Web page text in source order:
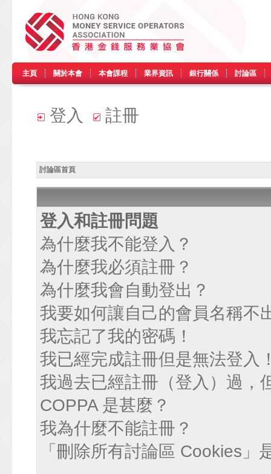
主頁 關於本會 本會課程 業界資訊 銀行關係 討論區
登入 註冊
討論區首頁
登入和註冊問題
為什麼我不能登入？
為什麼我必須註冊？
為什麼我會自動登出？
我要如何讓自己的會員名稱不
我忘記了我的密碼！
我已經完成註冊但是無法登入
我過去已經註冊（登入）過，
COPPA 是甚麼？
我為什麼不能註冊？
「刪除所有討論區 Cookies」